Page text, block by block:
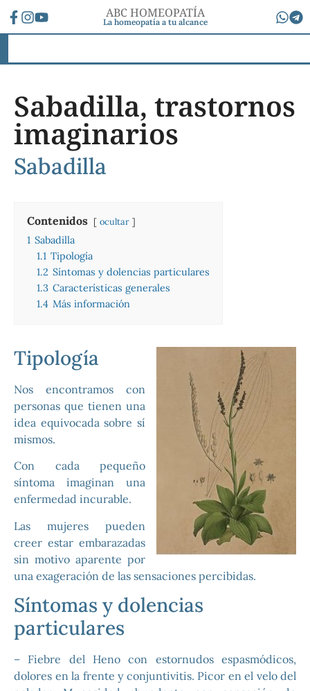
ABC HOMEOPATÍA
La homeopatía a tu alcance
Sabadilla, trastornos
imaginarios
Sabadilla
Contenidos ocultar
1 Sabadilla
1.1 Tipología
1.2 Síntomas y dolencias particulares
1.3 Características generales
1.4 Más información
Tipología
Nos encontramos con
personas que tienen una
idea equivocada sobre sí
mismos.
Con cada pequeño
síntoma imaginan una
enfermedad incurable.
Las mujeres pueden
creer estar embarazadas
sin motivo aparente por
una exageración de las sensaciones percibidas.
Síntomas y dolencias
particulares
– Fiebre del Heno con estornudos espasmódicos,
dolores en la frente y conjuntivitis. Picor en el velo del